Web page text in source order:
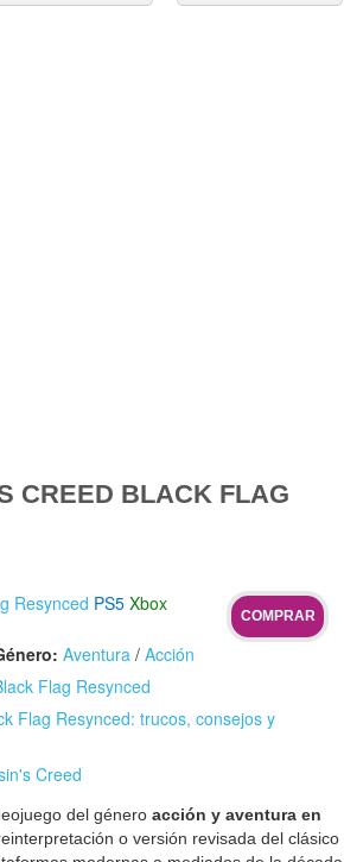
CREED BLACK FLAG
Resynced PS5 Xbox
Aventura / Acción
COMPRAR
Flag Resynced
Flag Resynced: trucos, consejos y
Creed
del género acción y aventura en
o versión revisada del clásico